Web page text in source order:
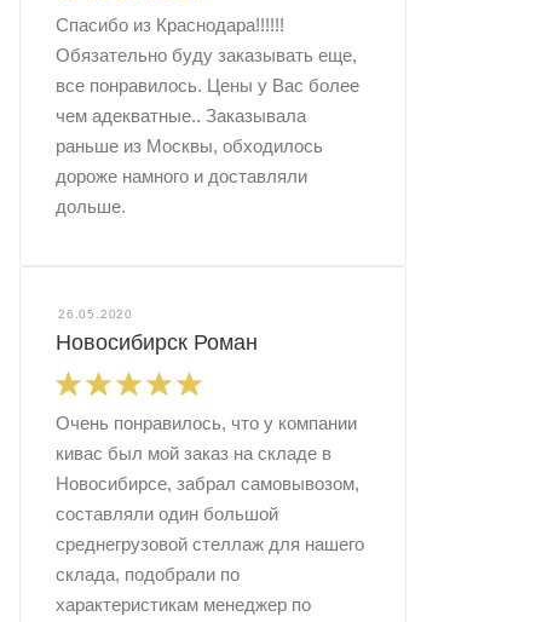
Спасибо из Краснодара!!!!!!
Обязательно буду заказывать еще,
все понравилось. Цены у Вас более
чем адекватные.. Заказывала
раньше из Москвы, обходилось
дороже намного и доставляли
дольше.
26.05.2020
Новосибирск Роман
Очень понравилось, что у компании
кивас был мой заказ на складе в
Новосибирсе, забрал самовывозом,
составляли один большой
среднегрузовой стеллаж для нашего
склада, подобрали по
характеристикам менеджер по